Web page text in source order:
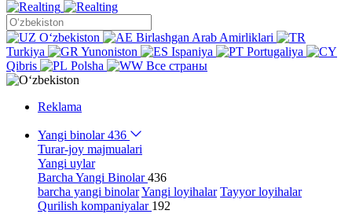
Oʻzbekiston
Birlashgan Arab Amirliklari
Turkiya
Yunoniston Ispaniya
Portugaliya
Qibris
Polsha Все страны
Reklama
Yangi binolar436
Turar-joy majmualari
Yangi uylar
Barcha Yangi Binolar436
barcha yangi binolarYangi loyihalar Tayyor loyihalar
Qurilish kompaniyalar 192